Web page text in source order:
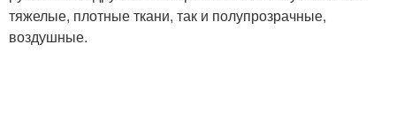
тяжелые, плотные ткани, так и полупрозрачные,
воздушные.